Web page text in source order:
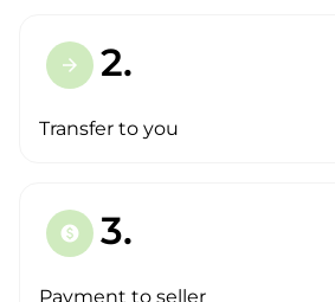
arrow_forward 2.
Transfer to you
paid 3.
Payment to seller